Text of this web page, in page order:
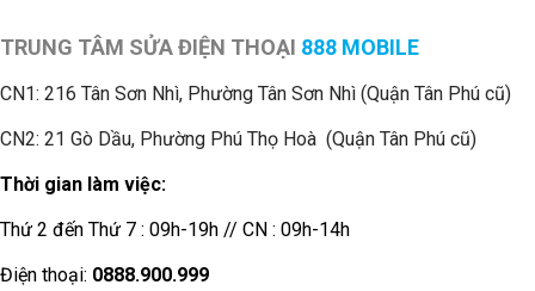
TRUNG TÂM SỬA ĐIỆN THOẠI 888 MOBILE
CN1: 216 Tân Sơn Nhì, Phường Tân Sơn Nhì (Quận Tân Phú cũ)
CN2: 21 Gò Dầu, Phường Phú Thọ Hoà (Quận Tân Phú cũ)
Thời gian làm việc:
Thứ 2 đến Thứ 7 : 09h-19h // CN : 09h-14h
Điện thoại: 0888.900.999